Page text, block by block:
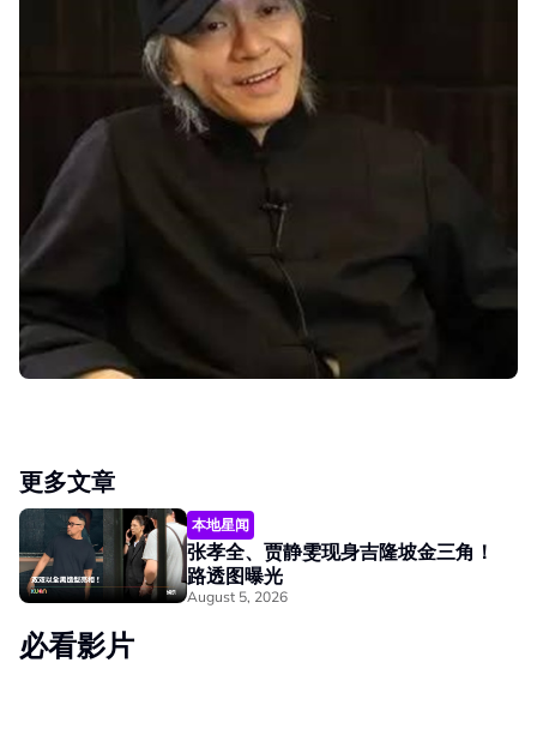
更多文章
本地星闻
张孝全、贾静雯现身吉隆坡金三角！
路透图曝光
August 5, 2026
必看影片